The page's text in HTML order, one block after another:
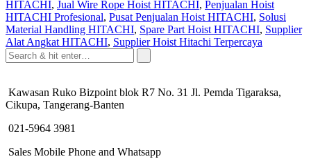
HITACHI, Jual Wire Rope Hoist HITACHI, Penjualan Hoist
HITACHI Profesional, Pusat Penjualan Hoist HITACHI, Solusi
Material Handling HITACHI, Spare Part Hoist HITACHI, Supplier
Alat Angkat HITACHI, Supplier Hoist Hitachi Terpercaya
Kawasan Ruko Bizpoint blok R7 No. 31 Jl. Pemda Tigaraksa,
Cikupa, Tangerang-Banten
021-5964 3981
Sales Mobile Phone and Whatsapp